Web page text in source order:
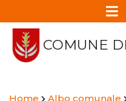
COMUNE DI
Home Albo comunale